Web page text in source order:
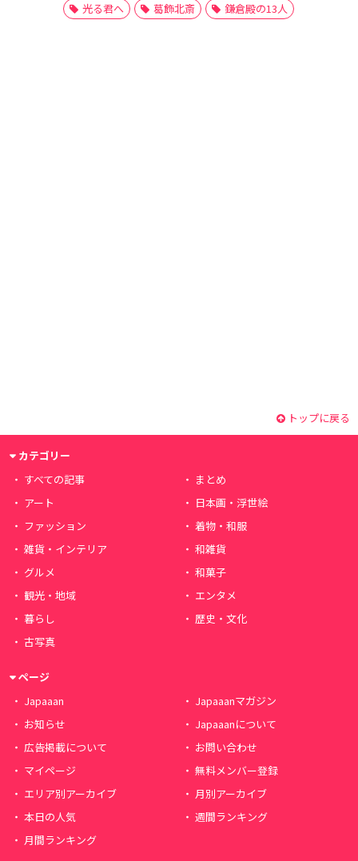
光る君へ
葛飾北斎 鎌倉殿の13人
トップに戻る
カテゴリー
すべての記事
まとめ
アート
日本画・浮世絵
ファッション
着物・和服
雑貨・インテリア
和雑貨
グルメ
和菓子
観光・地域
エンタメ
暮らし
歴史・文化
古写真
ページ
Japaaan
Japaaanマガジン
お知らせ
Japaaanについて
広告掲載について
お問い合わせ
マイページ
無料メンバー登録
エリア別アーカイブ
月別アーカイブ
本日の人気
週間ランキング
月間ランキング